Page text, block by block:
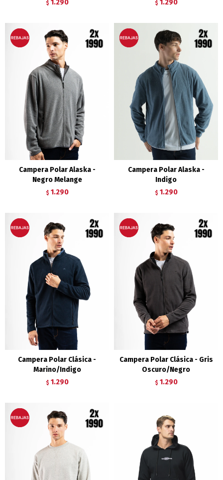
$ 1.290 $ 1.290
Campera Polar Alaska -
Negro Melange
$ 1.290
Campera Polar Alaska -
Indigo
$ 1.290
Campera Polar Clásica -
Marino/Indigo
$ 1.290
Campera Polar Clásica - Gris
Oscuro/Negro
$ 1.290